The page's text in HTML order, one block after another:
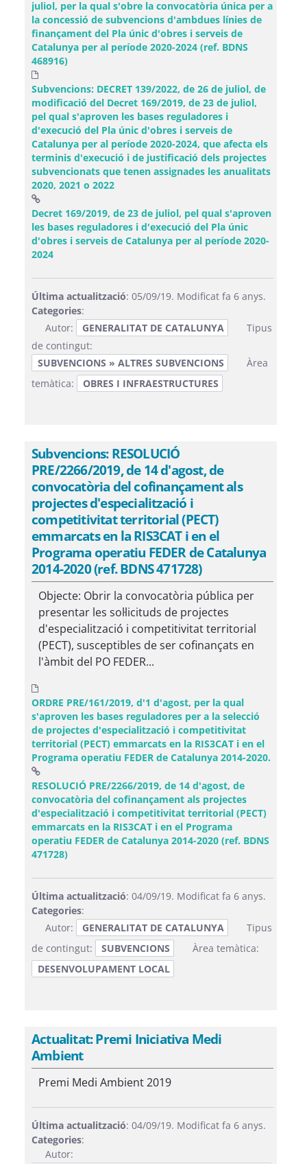
juliol, per la qual s'obre la convocatòria única per a
la concessió de subvencions d'ambdues línies de
finançament del Pla únic d'obres i serveis de
Catalunya per al període 2020-2024 (ref. BDNS
468916)
Subvencions: DECRET 139/2022, de 26 de juliol, de
modificació del Decret 169/2019, de 23 de juliol,
pel qual s'aproven les bases reguladores i
d'execució del Pla únic d'obres i serveis de
Catalunya per al període 2020-2024, que afecta els
terminis d'execució i de justificació dels projectes
subvencionats que tenen assignades les anualitats
2020, 2021 o 2022
Decret 169/2019, de 23 de juliol, pel qual s'aproven
les bases reguladores i d'execució del Pla únic
d'obres i serveis de Catalunya per al període 2020-
2024(Obre una finestra nova)
Última actualització: 05/09/19. Modificat fa 6 anys.
Categories:
Autor:
GENERALITAT DE CATALUNYA
Tipus
de contingut:
SUBVENCIONS » ALTRES SUBVENCIONS
Àrea
temàtica:
OBRES I INFRAESTRUCTURES
Subvencions: RESOLUCIÓ
PRE/2266/2019, de 14 d'agost, de
convocatòria del cofinançament als
projectes d'especialització i
competitivitat territorial (PECT)
emmarcats en la RIS3CAT i en el
Programa operatiu FEDER de Catalunya
2014-2020 (ref. BDNS 471728)
Objecte: Obrir la convocatòria pública per
presentar les sol·licituds de projectes
d'especialització i competitivitat territorial
(PECT), susceptibles de ser cofinançats en
l'àmbit del PO FEDER...
ORDRE PRE/161/2019, d'1 d'agost, per la qual
s'aproven les bases reguladores per a la selecció
de projectes d'especialització i competitivitat
territorial (PECT) emmarcats en la RIS3CAT i en el
Programa operatiu FEDER de Catalunya 2014-2020.
RESOLUCIÓ PRE/2266/2019, de 14 d'agost, de
convocatòria del cofinançament als projectes
d'especialització i competitivitat territorial (PECT)
emmarcats en la RIS3CAT i en el Programa
operatiu FEDER de Catalunya 2014-2020 (ref. BDNS
471728)(Obre una finestra nova)
Última actualització: 04/09/19. Modificat fa 6 anys.
Categories:
Autor:
GENERALITAT DE CATALUNYA
Tipus
de contingut:
SUBVENCIONS
Àrea temàtica:
DESENVOLUPAMENT LOCAL
Actualitat: Premi Iniciativa Medi
Ambient
Premi Medi Ambient 2019
Última actualització: 04/09/19. Modificat fa 6 anys.
Categories:
Autor: